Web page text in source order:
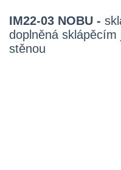
IM22-03 NOBU -
doplněná
stěnou